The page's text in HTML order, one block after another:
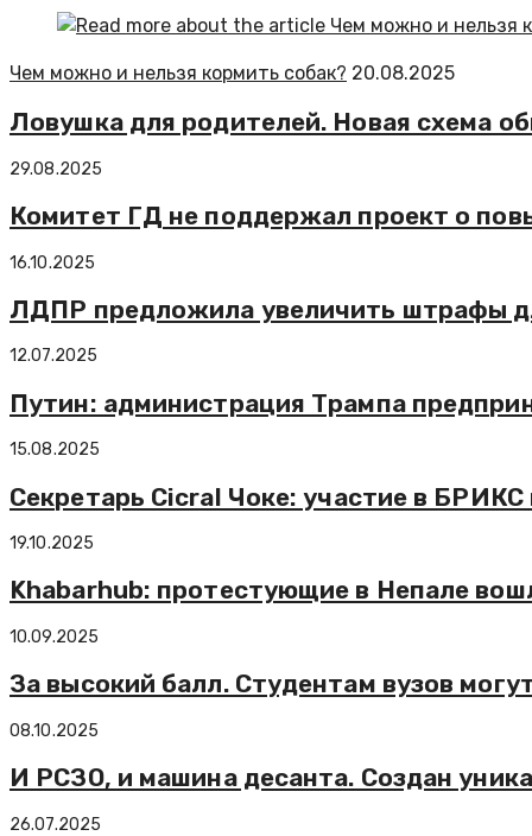
Чем можно и нельзя кормить собак? 20.08.2025
Ловушка для родителей. Новая схема
29.08.2025
Комитет ГД не поддержал проект о
16.10.2025
ЛДПР предложила увеличить штрафы
12.07.2025
Путин: администрация Трампа
15.08.2025
Cекретарь Cicral Чоке: участие в
19.10.2025
Khabarhub: протестующие в Непале
10.09.2025
За высокий балл. Студентам вузов
08.10.2025
И РСЗО, и машина десанта. Создан
26.07.2025